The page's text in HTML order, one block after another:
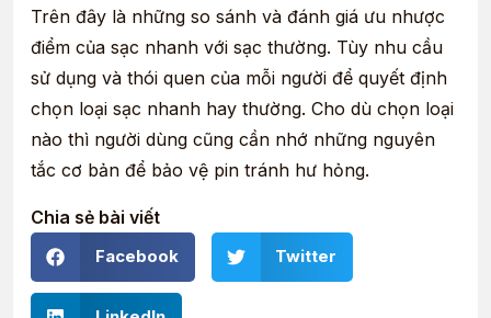
Trên đây là những so sánh và đánh giá ưu nhược
điểm của sạc nhanh với sạc thường. Tùy nhu cầu
sử dụng và thói quen của mỗi người để quyết định
chọn loại sạc nhanh hay thường. Cho dù chọn loại
nào thì người dùng cũng cần nhớ những nguyên
tắc cơ bản để bảo vệ pin tránh hư hỏng.
Chia sẻ bài viết
Facebook Twitter